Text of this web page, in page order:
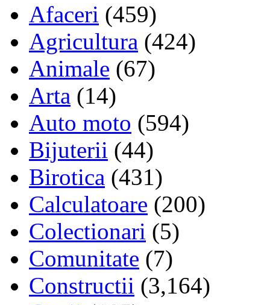
Afaceri (459)
Agricultura (424)
Animale (67)
Arta (14)
Auto moto (594)
Bijuterii (44)
Birotica (431)
Calculatoare (200)
Colectionari (5)
Comunitate (7)
Constructii (3,164)